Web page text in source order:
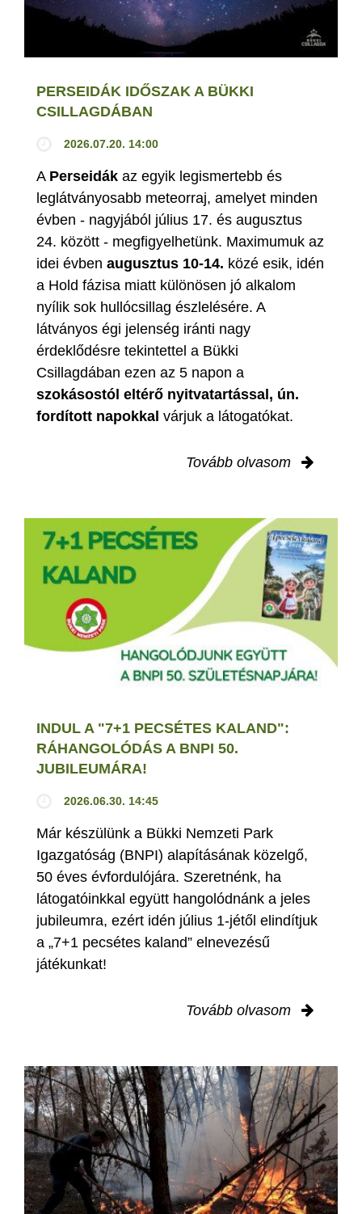
PERSEIDÁK IDŐSZAK A BÜKKI
CSILLAGDÁBAN
2026.07.20. 14:00
A Perseidák az egyik legismertebb és
leglátványosabb meteorraj, amelyet minden
évben - nagyjából július 17. és augusztus
24. között - megfigyelhetünk. Maximumuk az
idei évben augusztus 10-14. közé esik, idén
a Hold fázisa miatt különösen jó alkalom
nyílik sok hullócsillag észlelésére. A
látványos égi jelenség iránti nagy
érdeklődésre tekintettel a Bükki
Csillagdában ezen az 5 napon a
szokásostól eltérő nyitvatartással, ún.
fordított napokkal várjuk a látogatókat.
Tovább olvasom
INDUL A "7+1 PECSÉTES KALAND":
RÁHANGOLÓDÁS A BNPI 50.
JUBILEUMÁRA!
2026.06.30. 14:45
Már készülünk a Bükki Nemzeti Park
Igazgatóság (BNPI) alapításának közelgő,
50 éves évfordulójára. Szeretnénk, ha
látogatóinkkal együtt hangolódnánk a jeles
jubileumra, ezért idén július 1-jétől elindítjuk
a „7+1 pecsétes kaland” elnevezésű
játékunkat!
Tovább olvasom